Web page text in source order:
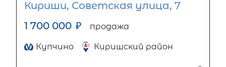
Кириши, Советская улица, 7
1 700 000 ₽ продажа
Купчино Киришский район